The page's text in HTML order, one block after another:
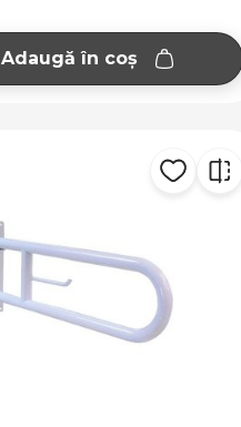
Adaugă în coș